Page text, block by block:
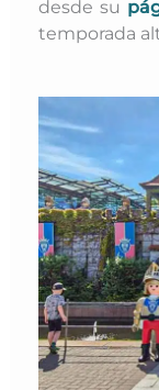
desde su
temporada